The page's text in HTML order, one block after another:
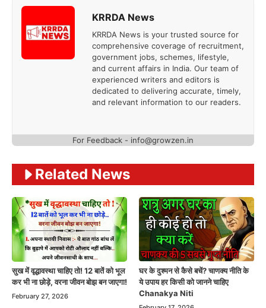
KRRDA News
KRRDA News is your trusted source for
comprehensive coverage of recruitment,
government jobs, schemes, lifestyle,
and current affairs in India. Our team of
experienced writers and editors is
dedicated to delivering accurate, timely,
and relevant information to our readers.
For Feedback - info@growzen.in
Related News
सुख में वृद्धावस्था चाहिए तो! 12 बातें को भूल
कर भी ना छोड़े, वरना जीवन बोझ बन जाएगा!
February 27, 2026
घर के दुश्मन से कैसे बचें? चाणक्य नीति के
ये उपाय हर किसी को जानने चाहिए
Chanakya Niti